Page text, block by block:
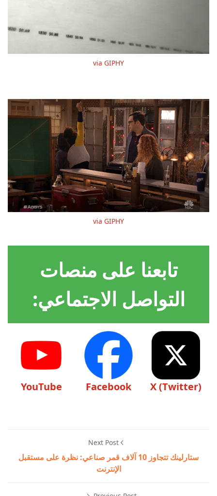
via GIPHY
via GIPHY
تابعنا على منصات
التواصل الاجتماعي:
X (Twitter)
Facebook
YouTube
Next Post
ستارلينك تتجاوز 10 آلاف قمر صناعي: نظرة على مستقبل
الإنترنت